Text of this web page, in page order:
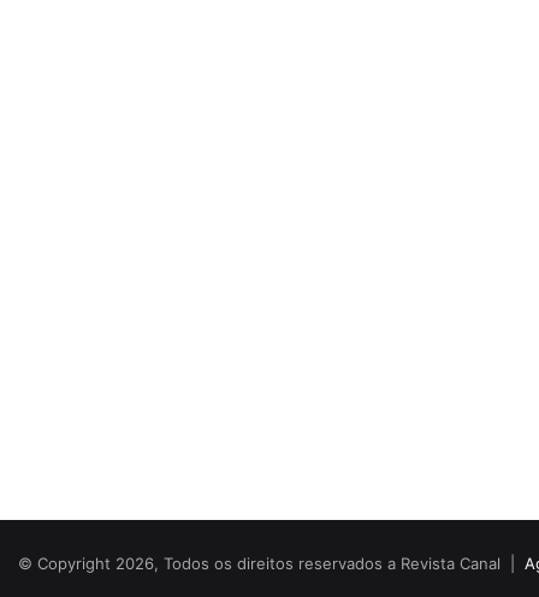
© Copyright 2026, Todos os direitos reservados a Revista Canal |